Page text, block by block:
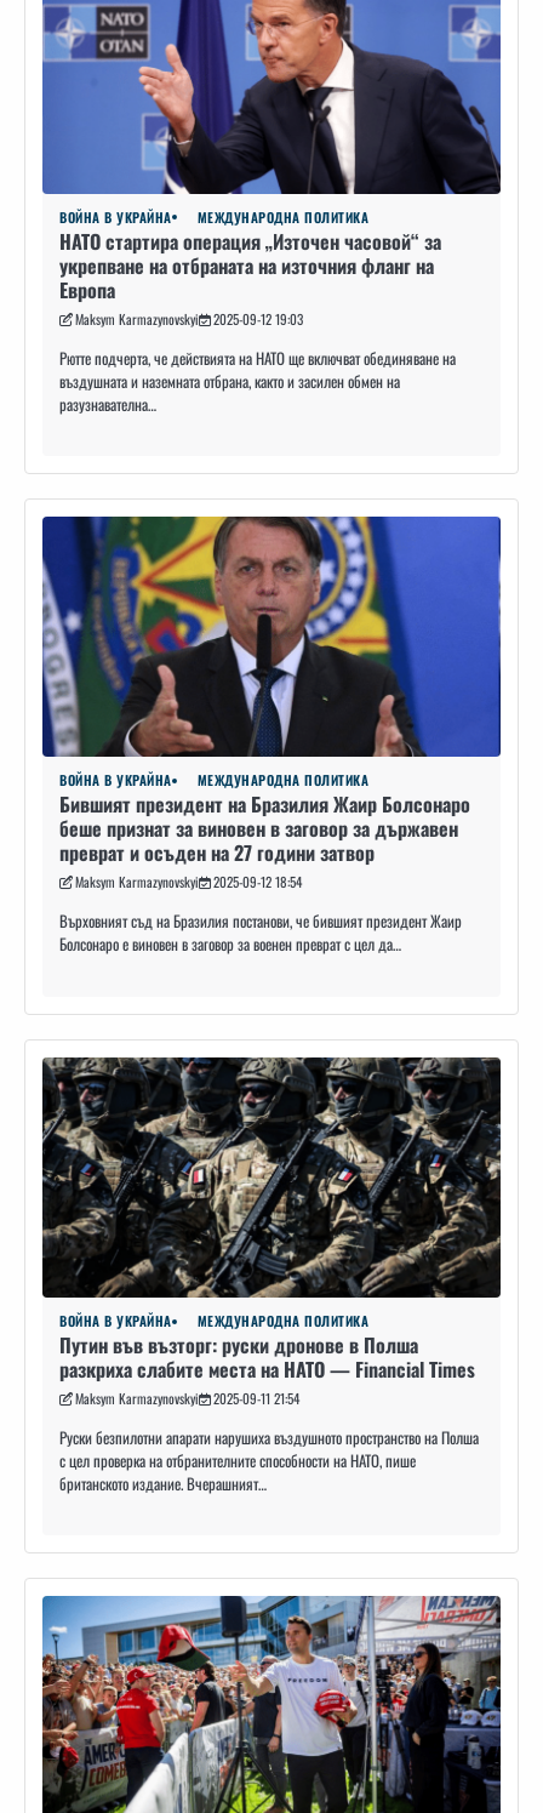
ВОЙНА В УКРАЙНА МЕЖДУНАРОДНА ПОЛИТИКА
НАТО стартира операция „Източен часовой“ за
укрепване на отбраната на източния фланг на
Европа
Maksym Karmazynovskyi 2025-09-12 19:03
Рютте подчерта, че действията на НАТО ще включват обединяване на
въздушната и наземната отбрана, както и засилен обмен на
разузнавателна…
ВОЙНА В УКРАЙНА МЕЖДУНАРОДНА ПОЛИТИКА
Бившият президент на Бразилия Жаир Болсонаро
беше признат за виновен в заговор за държавен
преврат и осъден на 27 години затвор
Maksym Karmazynovskyi 2025-09-12 18:54
Върховният съд на Бразилия постанови, че бившият президент Жаир
Болсонаро е виновен в заговор за военен преврат с цел да…
ВОЙНА В УКРАЙНА МЕЖДУНАРОДНА ПОЛИТИКА
Путин във възторг: руски дронове в Полша
разкриха слабите места на НАТО — Financial Times
Maksym Karmazynovskyi 2025-09-11 21:54
Руски безпилотни апарати нарушиха въздушното пространство на Полша
с цел проверка на отбранителните способности на НАТО, пише
британското издание. Вчерашният…